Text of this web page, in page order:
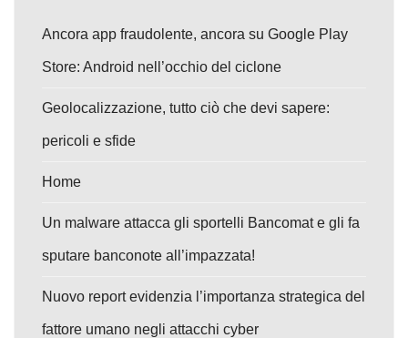
Ancora app fraudolente, ancora su Google Play
Store: Android nell’occhio del ciclone
Geolocalizzazione, tutto ciò che devi sapere:
pericoli e sfide
Home
Un malware attacca gli sportelli Bancomat e gli fa
sputare banconote all’impazzata!
Nuovo report evidenzia l’importanza strategica del
fattore umano negli attacchi cyber